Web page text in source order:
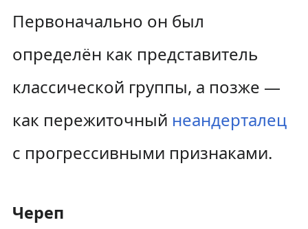
Первоначально он был
определён как представитель
классической группы, а позже —
как пережиточный неандерталец
с прогрессивными признаками.
Череп